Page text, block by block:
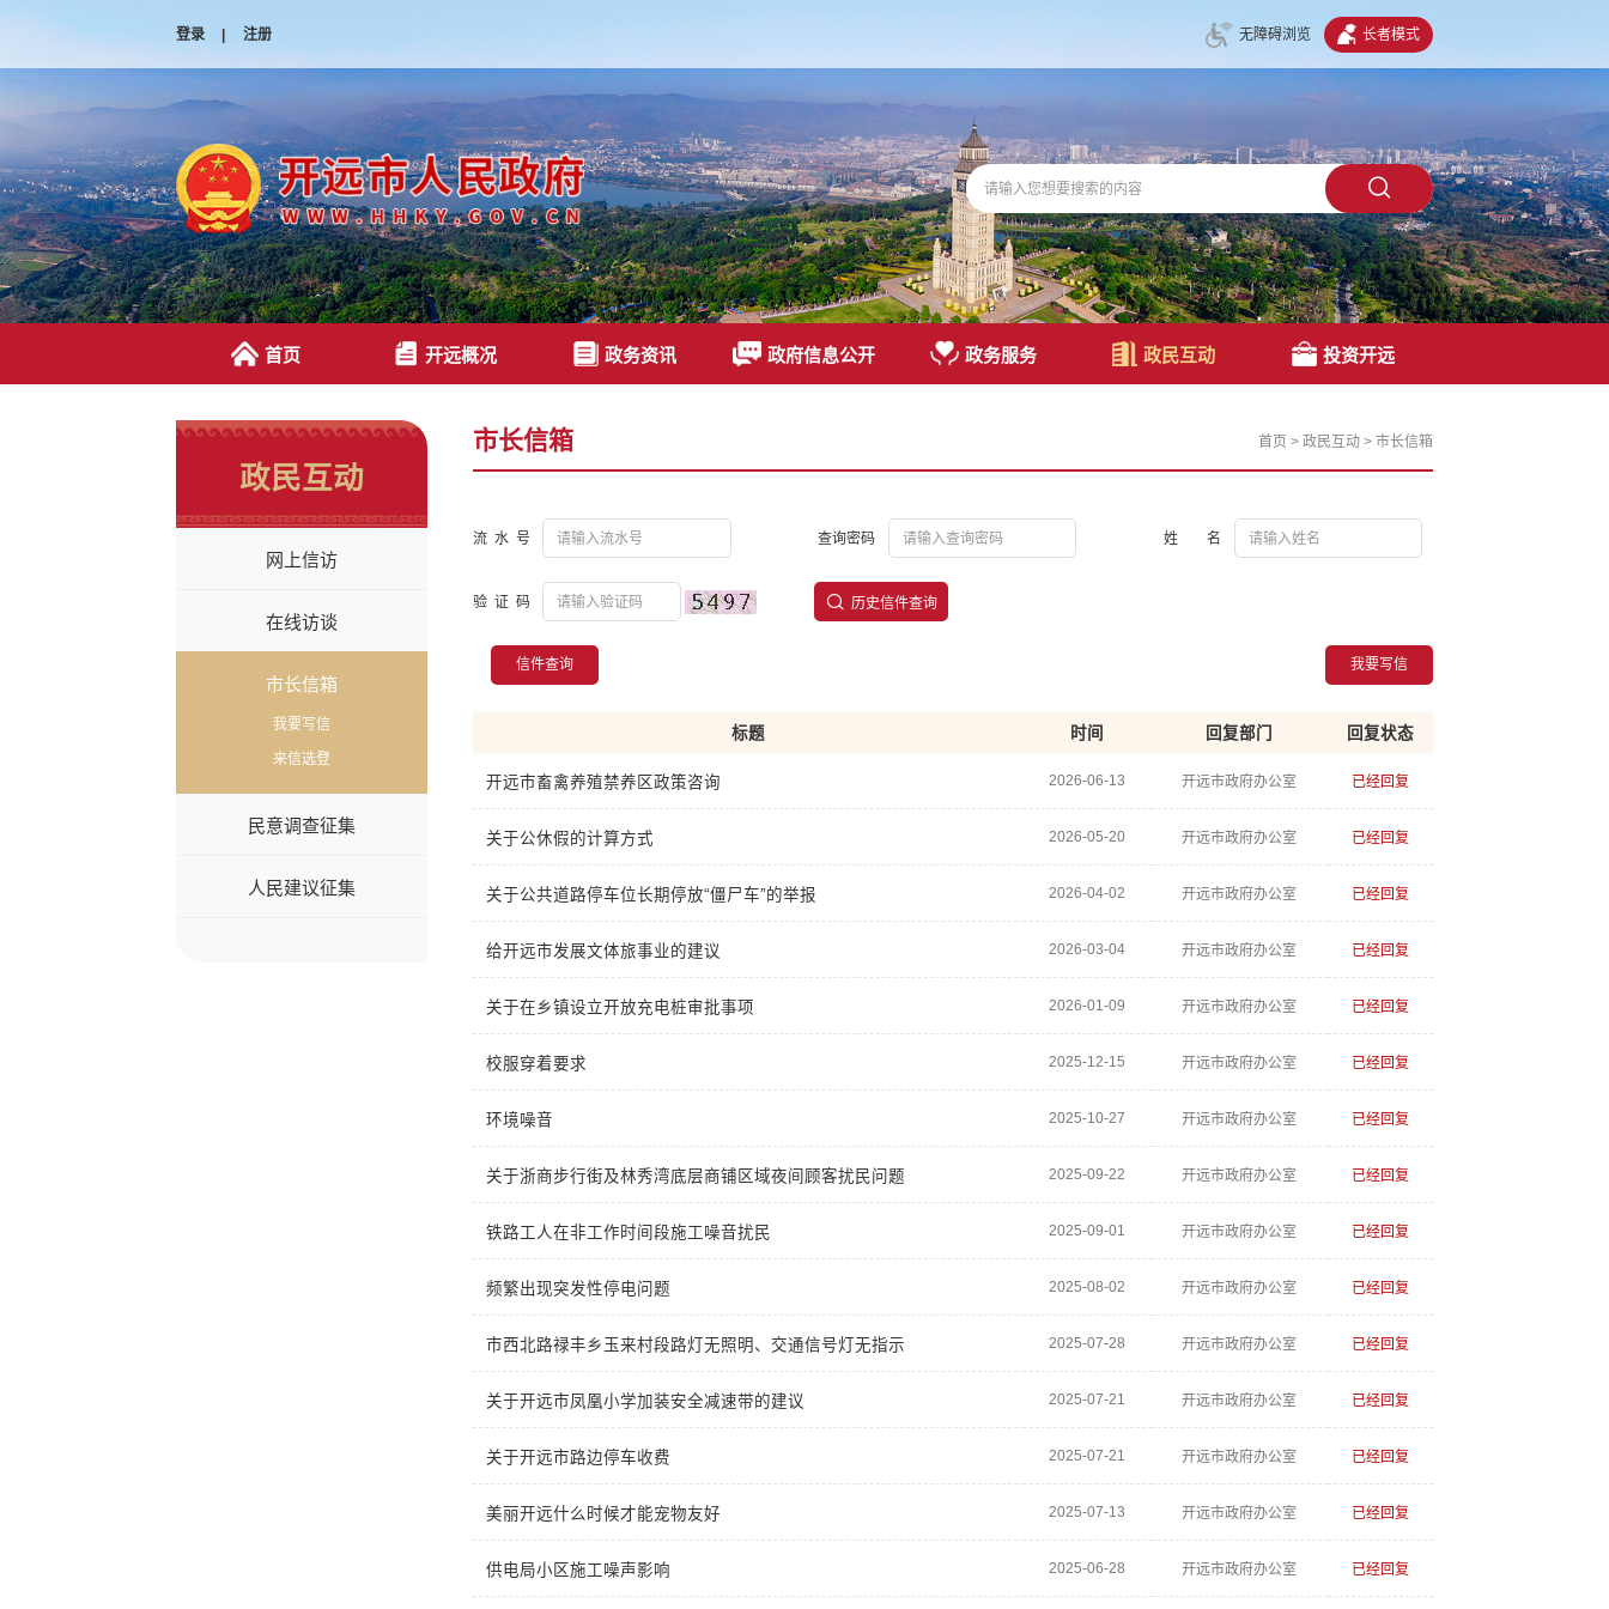
登录 | 注册 无障碍浏览 长者模式
首页 开远概况 政务资讯 政府信息公开 政务服务 政民互动 投资开远
政民互动
网上信访
在线访谈
市长信箱
我要写信
来信选登
民意调查征集
人民建议征集
市长信箱 首页 > 政民互动 > 市长信箱
流 水 号 查询密码 姓 名
验 证 码 历史信件查询
信件查询 我要写信
标题 时间 回复部门 回复状态
开远市畜禽养殖禁养区政策咨询 2026-06-13 开远市政府办公室 已经回复
关于公休假的计算方式 2026-05-20 开远市政府办公室 已经回复
关于公共道路停车位长期停放“僵尸车”的举报 2026-04-02 开远市政府办公室 已经回复
给开远市发展文体旅事业的建议 2026-03-04 开远市政府办公室 已经回复
关于在乡镇设立开放充电桩审批事项 2026-01-09 开远市政府办公室 已经回复
校服穿着要求 2025-12-15 开远市政府办公室 已经回复
环境噪音 2025-10-27 开远市政府办公室 已经回复
关于浙商步行街及林秀湾底层商铺区域夜间顾客扰民问题 2025-09-22 开远市政府办公室 已经回复
铁路工人在非工作时间段施工噪音扰民 2025-09-01 开远市政府办公室 已经回复
频繁出现突发性停电问题 2025-08-02 开远市政府办公室 已经回复
市西北路禄丰乡玉来村段路灯无照明、交通信号灯无指示 2025-07-28 开远市政府办公室 已经回复
关于开远市凤凰小学加装安全减速带的建议 2025-07-21 开远市政府办公室 已经回复
关于开远市路边停车收费 2025-07-21 开远市政府办公室 已经回复
美丽开远什么时候才能宠物友好 2025-07-13 开远市政府办公室 已经回复
供电局小区施工噪声影响 2025-06-28 开远市政府办公室 已经回复